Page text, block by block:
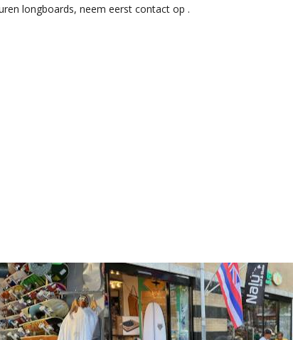
longboards, neem eerst contact op .